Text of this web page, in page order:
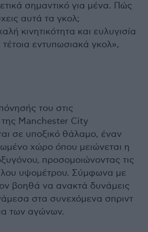
σημαντικό για μένα. Πώς
αυτά τα γκολ;
κινητικότητα και ευλυγισία
εντυπωσιακά γκολ»,
του στις
της Manchester City
σε υποξικό θάλαμο, έναν
χώρο όπου μειώνεται η
προσομοιώνοντας τις
υψομέτρου. Σύμφωνα με
βοηθά να ανακτά δυνάμεις
στα συνεχόμενα σπριντ
των αγώνων.